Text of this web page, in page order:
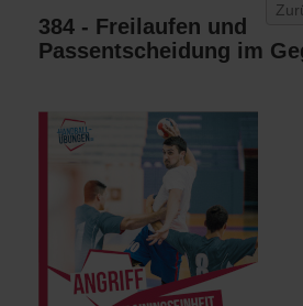
384 - Freilaufen und
Passentscheidung im